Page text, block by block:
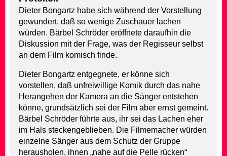
Dieter Bongartz habe sich während der Vorstellung
gewundert, daß so wenige Zuschauer lachen
würden. Bärbel Schröder eröffnete daraufhin die
Diskussion mit der Frage, was der Regisseur selbst
an dem Film komisch finde.
Dieter Bongartz entgegnete, er könne sich
vorstellen, daß unfreiwillige Komik durch das nahe
Herangehen der Kamera an die Sänger entstehen
könne, grundsätzlich sei der Film aber ernst gemeint.
Bärbel Schröder führte aus, ihr sei das Lachen eher
im Hals steckengeblieben. Die Filmemacher würden
einzelne Sänger aus dem Schutz der Gruppe
herausholen, ihnen „nahe auf die Pelle rücken“